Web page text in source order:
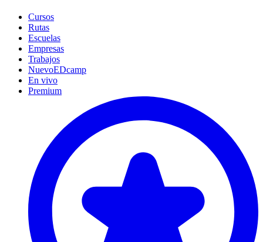
Cursos
Rutas
Escuelas
Empresas
Trabajos
NuevoEDcamp
En vivo
Premium